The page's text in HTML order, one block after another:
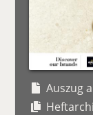
Auszug